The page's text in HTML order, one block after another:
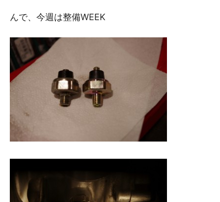
んで、今週は整備WEEK